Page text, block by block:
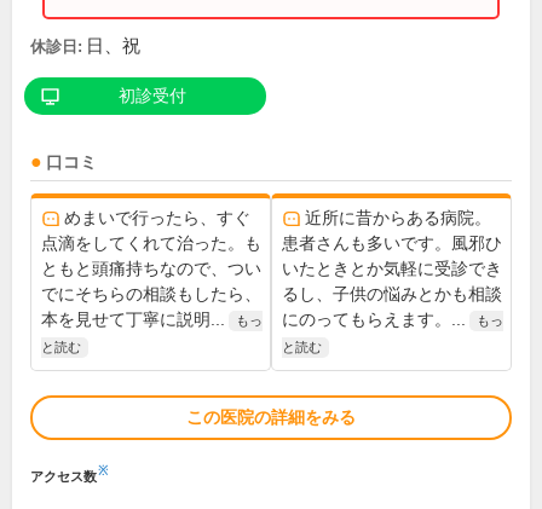
休診日: 日、祝
初診受付
口コミ
めまいで行ったら、すぐ
点滴をしてくれて治った。も
ともと頭痛持ちなので、つい
でにそちらの相談もしたら、
本を見せて丁寧に説明...
もっ
と読む
近所に昔からある病院。
患者さんも多いです。風邪ひ
いたときとか気軽に受診でき
るし、子供の悩みとかも相談
にのってもらえます。...
もっ
と読む
この医院の詳細をみる
アクセス数※